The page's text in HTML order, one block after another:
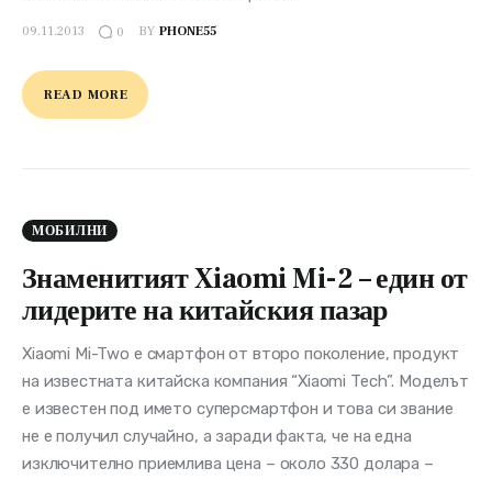
09.11.2013 0 BY PHONE55
READ MORE
МОБИЛНИ
Знаменитият Xiaomi Mi-2 – един от
лидерите на китайския пазар
Xiaomi Mi-Two е смартфон от второ поколение, продукт
на известната китайска компания “Xiaomi Tech”. Моделът
е известен под името суперсмартфон и това си звание
не е получил случайно, а заради факта, че на една
изключително приемлива цена – около 330 долара –